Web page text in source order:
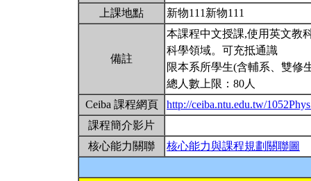
上課地點
新物111新物111
備註
本課程中文授課,使用英文教
科學領域。可充抵通識
限本系所學生(含輔系、雙修
總人數上限：80人
Ceiba 課程網頁
http://ceiba.ntu.edu.tw/
課程簡介影片
核心能力關聯
核心能力與課程規劃關聯圖